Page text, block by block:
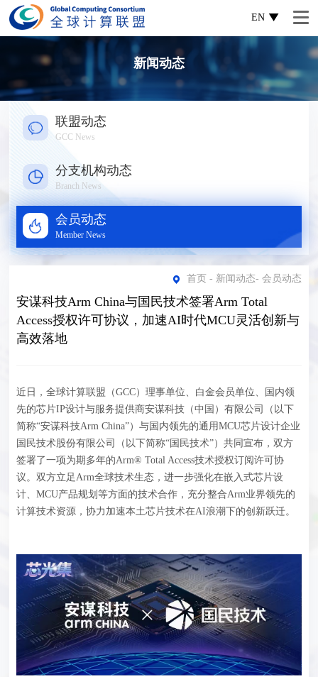
EN
新闻动态
联盟动态
GCC News
分支机构动态
Branch News
会员动态
Member News
首页 - 新闻动态- 会员动态
安谋科技Arm China与国民技术签署Arm Total
Access授权许可协议，加速AI时代MCU灵活创新与
高效落地
近日，全球计算联盟（GCC）理事单位、白金会员单位、国内领
先的芯片IP设计与服务提供商安谋科技（中国）有限公司（以下
简称“安谋科技Arm China”）与国内领先的通用MCU芯片设计企业
国民技术股份有限公司（以下简称“国民技术”）共同宣布，双方
签署了一项为期多年的Arm® Total Access技术授权订阅许可协
议。双方立足Arm全球技术生态，进一步强化在嵌入式芯片设
计、MCU产品规划等方面的技术合作，充分整合Arm业界领先的
计算技术资源，协力加速本土芯片技术在AI浪潮下的创新跃迁。